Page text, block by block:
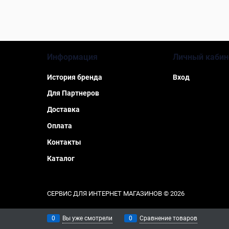
Информация
История бренда
Для Партнеров
Доставка
Оплата
Контакты
Каталог
Личный
Вход
СЕРВИС ДЛЯ ИНТЕРНЕТ МАГАЗИНОВ © 2026
0 Вы уже смотрели 0 Сравнение товаров